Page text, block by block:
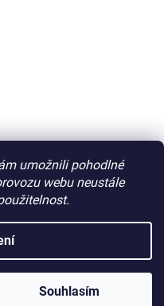
umožnili pohodlné
webu neustále
Souhlasím